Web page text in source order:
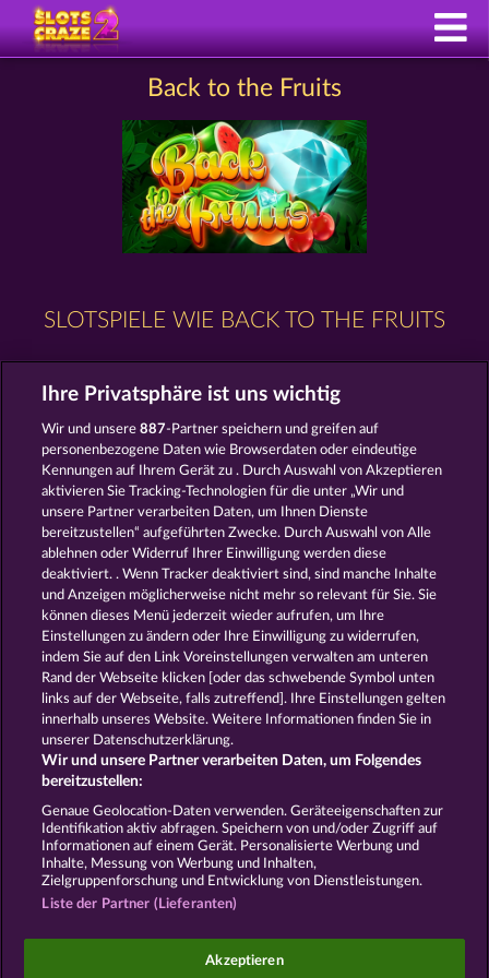
Back to the Fruits
SLOTSPIELE WIE BACK TO THE FRUITS
100 FLARING FRUITS FRUIT MANIA RHFP
ROYAL SEVEN MIGHTY 40
AGB Datenschutz
Unternehmensseite
Widerruf einreichen
Social Casino Spiele dienen der reinen Unterhaltung
Ihre Privatsphäre ist uns wichtig
Wir und unsere887-Partner speichern und greifen auf
personenbezogene Daten wie Browserdaten oder eindeutige
Kennungen auf Ihrem Gerät zu . Durch Auswahl von Akzeptieren
aktivieren Sie Tracking-Technologien für die unter „Wir und
unsere Partner verarbeiten Daten, um Ihnen Dienste
bereitzustellen“ aufgeführten Zwecke. Durch Auswahl von Alle
ablehnen oder Widerruf Ihrer Einwilligung werden diese
deaktiviert. . Wenn Tracker deaktiviert sind, sind manche Inhalte
und Anzeigen möglicherweise nicht mehr so ​​relevant für Sie. Sie
können dieses Menü jederzeit wieder aufrufen, um Ihre
Einstellungen zu ändern oder Ihre Einwilligung zu widerrufen,
indem Sie auf den Link Voreinstellungen verwalten am unteren
Rand der Webseite klicken [oder das schwebende Symbol unten
links auf der Webseite, falls zutreffend]. Ihre Einstellungen gelten
innerhalb unseres Website. Weitere Informationen finden Sie in
unserer Datenschutzerklärung.
Wir und unsere Partner verarbeiten Daten, um Folgendes
bereitzustellen:
Genaue Geolocation-Daten verwenden. Geräteeigenschaften zur
Identifikation aktiv abfragen. Speichern von und/oder Zugriff auf
Informationen auf einem Gerät. Personalisierte Werbung und
Inhalte, Messung von Werbung und Inhalten,
Zielgruppenforschung und Entwicklung von Dienstleistungen.
Liste der Partner (Lieferanten)
Akzeptieren